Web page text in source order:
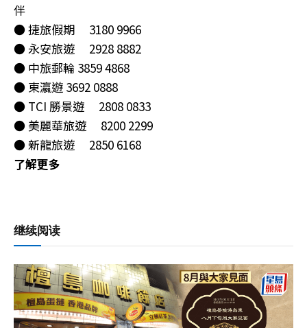
伴
● 捷旅假期 3180 9966
● 永安旅遊 2928 8882
● 中旅郵輪 3859 4868
● 東瀛遊 3692 0888
● TCI 勝景遊 2808 0833
● 美麗華旅遊 8200 2299
● 新龍旅遊 2850 6168
了解更多
继续阅读